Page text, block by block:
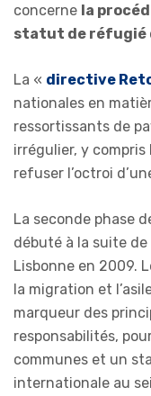
concerne la
statut de réfugié
La « directive
nationales en
ressortissants de
irrégulier, y
refuser l’octroi
La seconde phase
débuté à la suite
Lisbonne en 2009.
la migration et
marqueur des
responsabilités,
communes et un
internationale au